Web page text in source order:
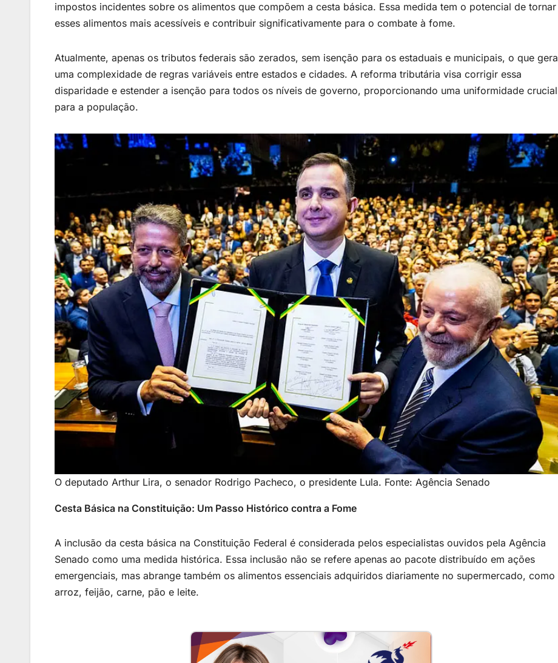
impostos incidentes sobre os alimentos que compõem a cesta básica. Essa medida tem o potencial de tornar
esses alimentos mais acessíveis e contribuir significativamente para o combate à fome.
Atualmente, apenas os tributos federais são zerados, sem isenção para os estaduais e municipais, o que gera
uma complexidade de regras variáveis entre estados e cidades. A reforma tributária visa corrigir essa
disparidade e estender a isenção para todos os níveis de governo, proporcionando uma uniformidade crucial
para a população.
O deputado Arthur Lira, o senador Rodrigo Pacheco, o presidente Lula. Fonte: Agência Senado
Cesta Básica na Constituição: Um Passo Histórico contra a Fome
A inclusão da cesta básica na Constituição Federal é considerada pelos especialistas ouvidos pela Agência
Senado como uma medida histórica. Essa inclusão não se refere apenas ao pacote distribuído em ações
emergenciais, mas abrange também os alimentos essenciais adquiridos diariamente no supermercado, como
arroz, feijão, carne, pão e leite.